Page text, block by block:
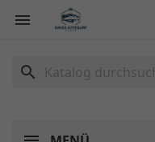

search